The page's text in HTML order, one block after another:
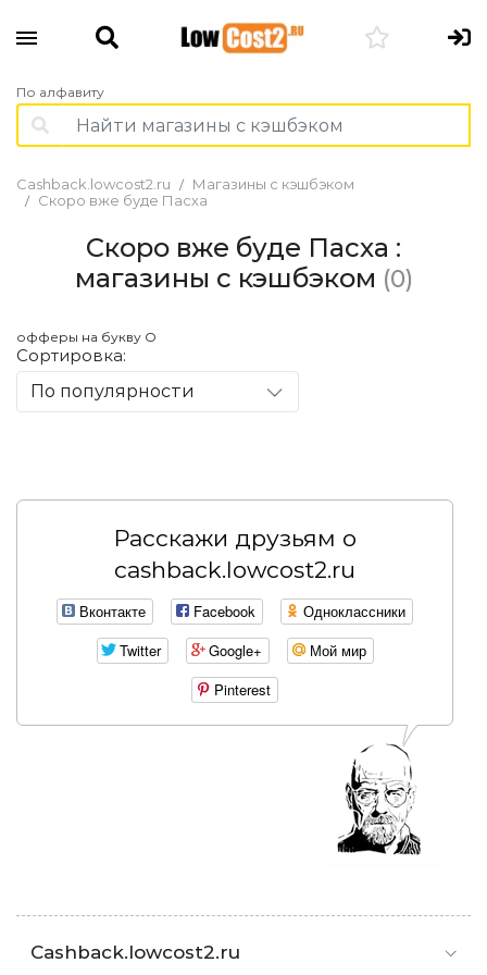
По алфавиту
Cashback.lowcost2.ru
Магазины с кэшбэком
Скоро вже буде Пасха
Скоро вже буде Пасха :
магазины с кэшбэком (0)
офферы на букву O
Сортировка:
По популярности
Расскажи друзьям о
cashback.lowcost2.ru
Вконтакте Facebook
Одноклассники
Twitter
Google+
Мой мир
Pinterest
Cashback.lowcost2.ru